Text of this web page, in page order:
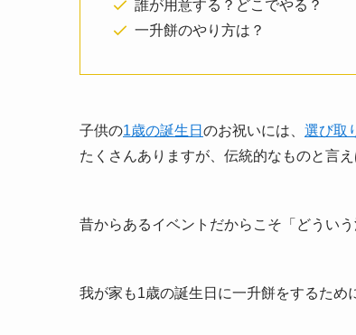
誰が用意する？どこでやる？
一升餅のやり方は？
子供の1歳の誕生日 のお祝いには、 選び取
たくさんありますが、伝統的なものと言
昔からあるイベントだからこそ「どうい
我が家も1歳の誕生日に一升餅をするため